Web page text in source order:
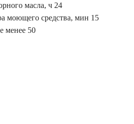
масла, ч 24
моющего средства, мин 15
менее 50